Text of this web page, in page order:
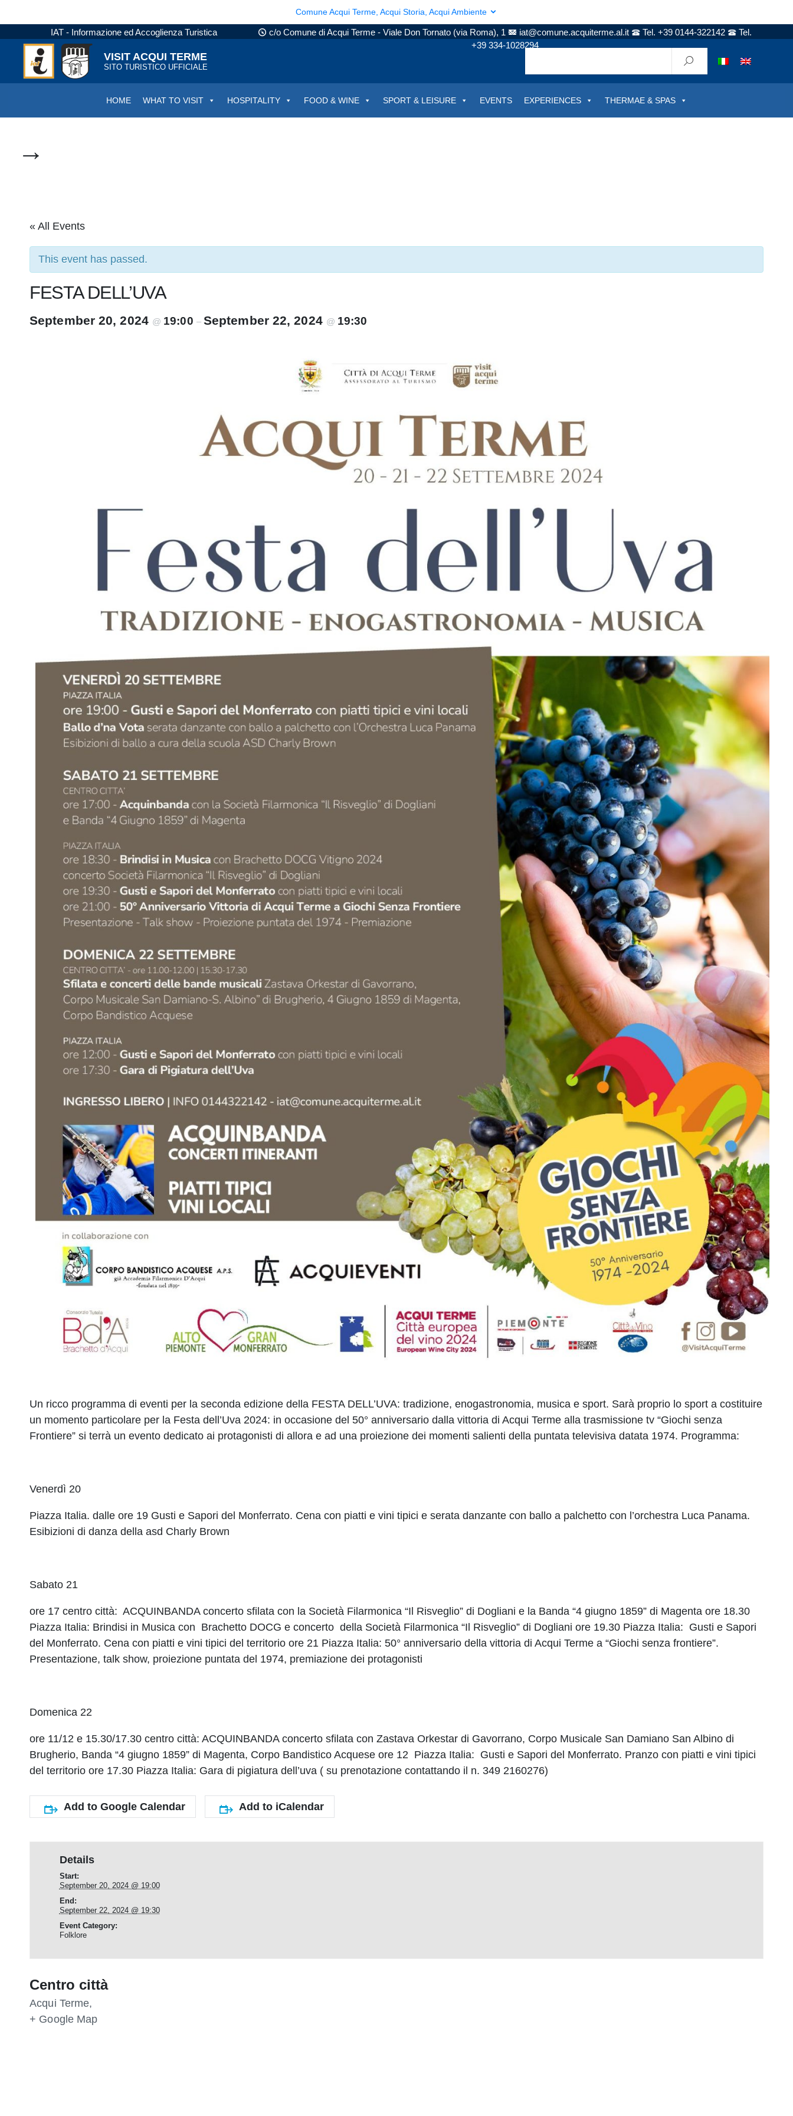
Comune Acqui Terme, Acqui Storia, Acqui Ambiente
IAT - Informazione ed Accoglienza Turistica c/o Comune di Acqui Terme - Viale Don Tornato (via Roma), 1 iat@comune.acquiterme.al.it Tel. +39 0144-322142
Tel.
+39 334-1028294
VISIT ACQUI TERME
SITO TURISTICO UFFICIALE
HOME WHAT TO VISIT HOSPITALITY FOOD & WINE SPORT & LEISURE EVENTS EXPERIENCES THERMAE & SPAS
→
« All Events
This event has passed.
FESTA DELL’UVA
September 20, 2024 @ 19:00 – September 22, 2024 @ 19:30
Un ricco programma di eventi per la seconda edizione della FESTA DELL’UVA: tradizione, enogastronomia, musica e sport. Sarà proprio lo sport a costituire
un momento particolare per la Festa dell’Uva 2024: in occasione del 50° anniversario dalla vittoria di Acqui Terme alla trasmissione tv “Giochi senza
Frontiere” si terrà un evento dedicato ai protagonisti di allora e ad una proiezione dei momenti salienti della puntata televisiva datata 1974. Programma:
Venerdì 20
Piazza Italia. dalle ore 19 Gusti e Sapori del Monferrato. Cena con piatti e vini tipici e serata danzante con ballo a palchetto con l’orchestra Luca Panama.
Esibizioni di danza della asd Charly Brown
Sabato 21
ore 17 centro città: ACQUINBANDA concerto sfilata con la Società Filarmonica “Il Risveglio” di Dogliani e la Banda “4 giugno 1859” di Magenta ore 18.30
Piazza Italia: Brindisi in Musica con Brachetto DOCG e concerto della Società Filarmonica “Il Risveglio” di Dogliani ore 19.30 Piazza Italia: Gusti e Sapori
del Monferrato. Cena con piatti e vini tipici del territorio ore 21 Piazza Italia: 50° anniversario della vittoria di Acqui Terme a “Giochi senza frontiere”.
Presentazione, talk show, proiezione puntata del 1974, premiazione dei protagonisti
Domenica 22
ore 11/12 e 15.30/17.30 centro città: ACQUINBANDA concerto sfilata con Zastava Orkestar di Gavorrano, Corpo Musicale San Damiano San Albino di
Brugherio, Banda “4 giugno 1859” di Magenta, Corpo Bandistico Acquese ore 12 Piazza Italia: Gusti e Sapori del Monferrato. Pranzo con piatti e vini tipici
del territorio ore 17.30 Piazza Italia: Gara di pigiatura dell’uva ( su prenotazione contattando il n. 349 2160276)
Add to Google Calendar Add to iCalendar
Details
Start:
September 20, 2024 @ 19:00
End:
September 22, 2024 @ 19:30
Event Category:
Folklore
Centro città
Acqui Terme,
+ Google Map